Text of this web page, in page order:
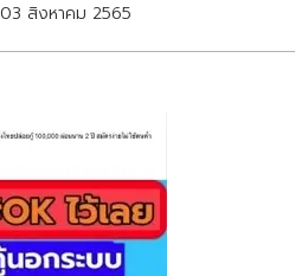
03 สิงหาคม 2565